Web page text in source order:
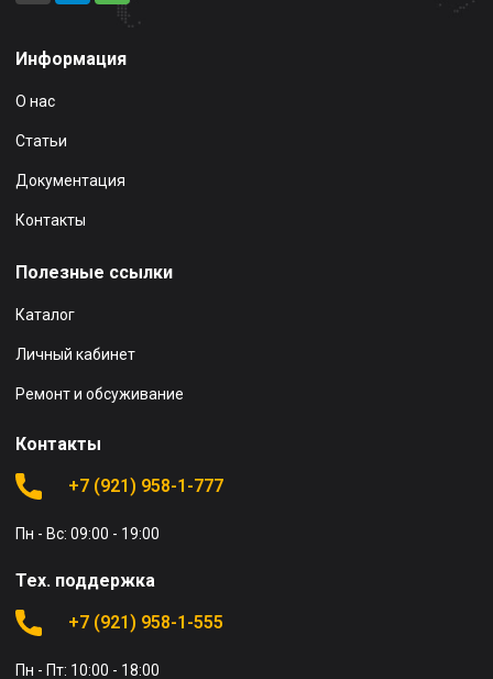
Информация
О нас
Статьи
Документация
Контакты
Полезные ссылки
Каталог
Личный кабинет
Ремонт и обсуживание
Контакты
+7 (921) 958-1-777
Пн - Вс: 09:00 - 19:00
Тех. поддержка
+7 (921) 958-1-555
Пн - Пт: 10:00 - 18:00